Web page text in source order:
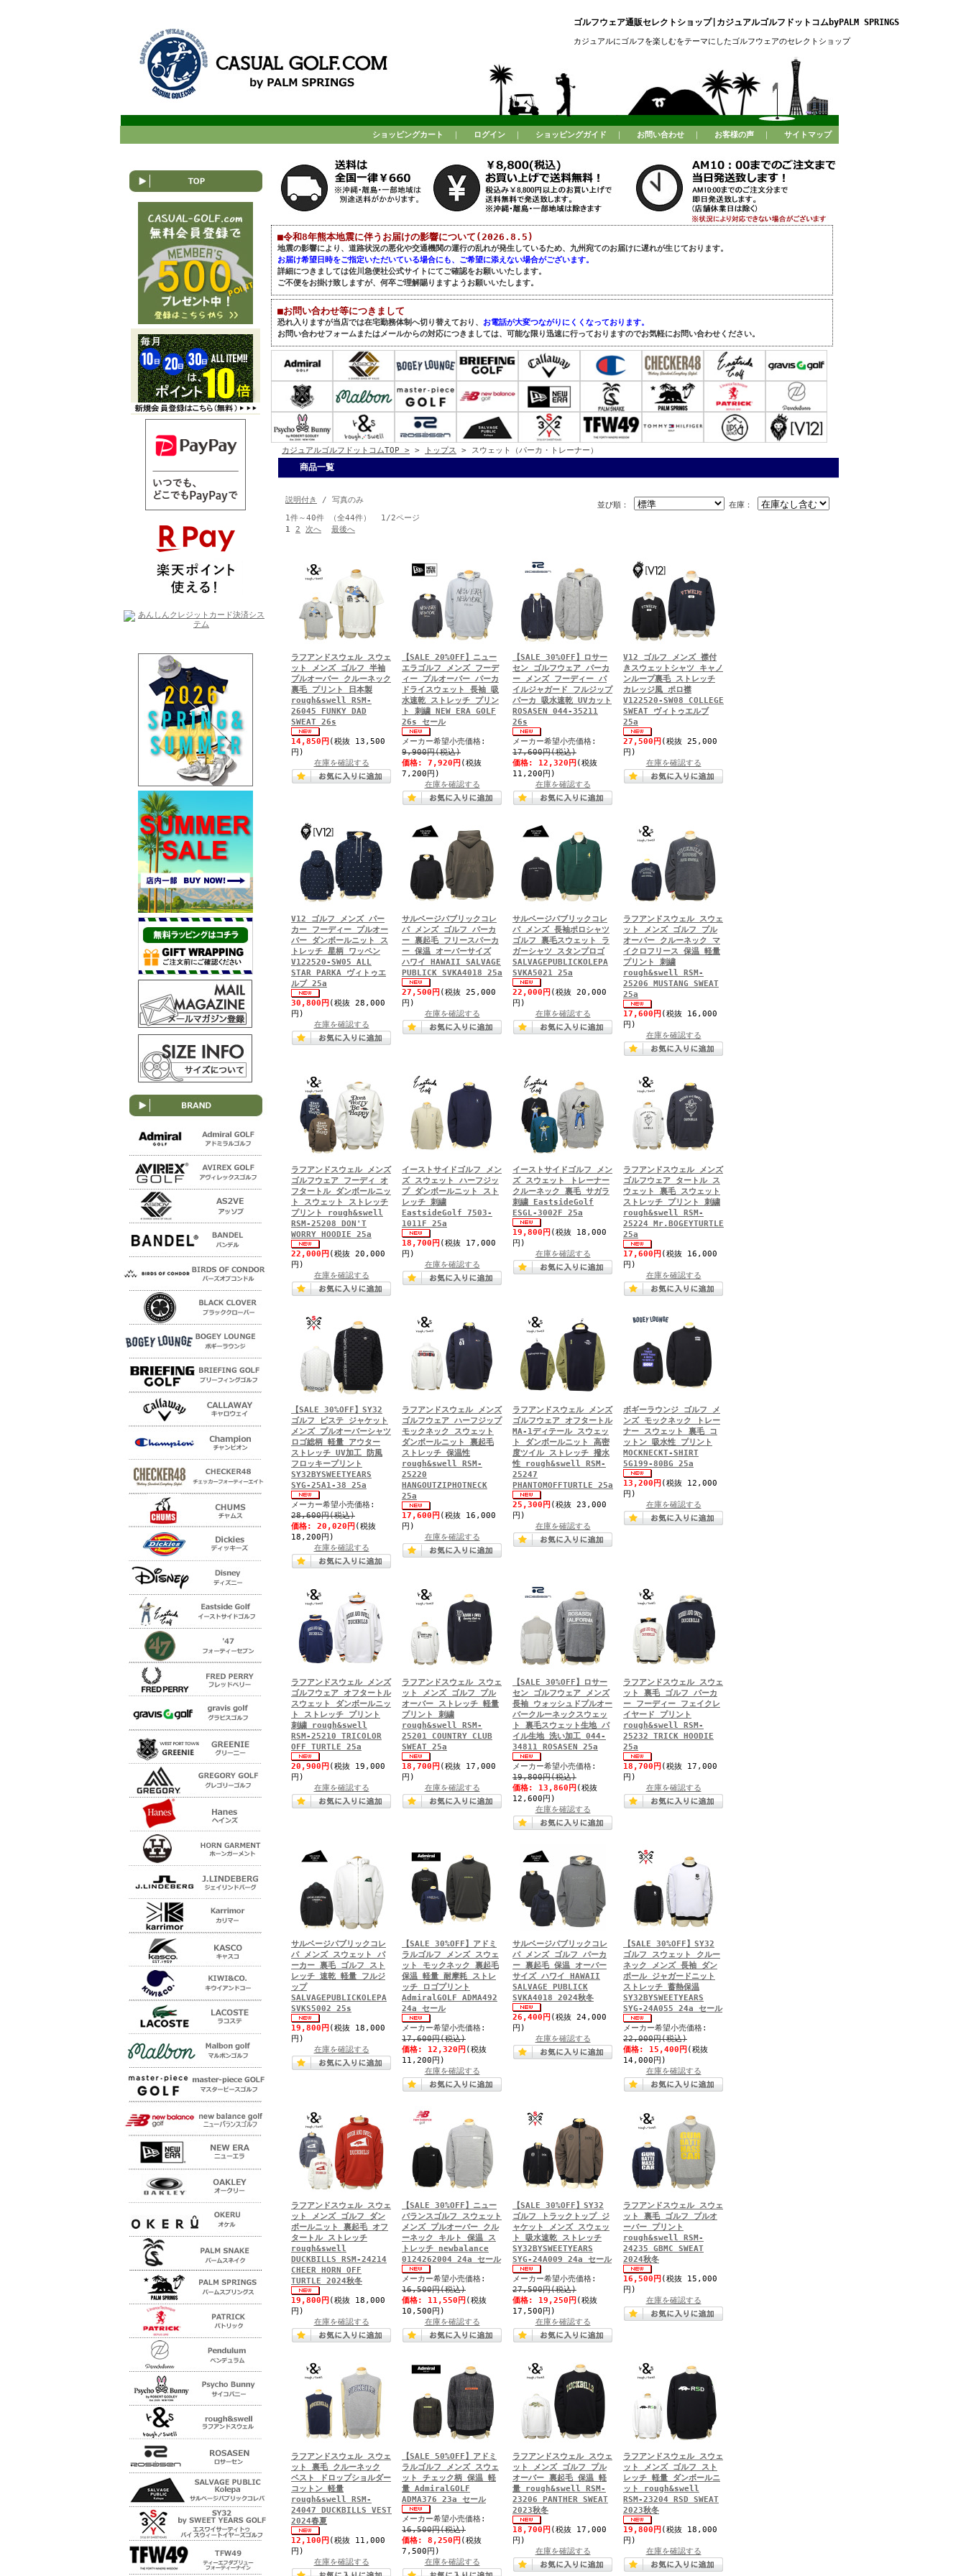
ゴルフウェア通販セレクトショップ|カジュアルゴルフドットコムbyPALM SPRINGS
カジュアルにゴルフを楽しむをテーマにしたゴルフウェアのセレクトショップ
ショッピングカート ｜ ログイン ｜ ショッピングガイド ｜ お問い合わせ ｜ お客様の声 ｜ サイトマップ
■令和8年熊本地震に伴うお届けの影響について(2026.8.5)
地震の影響により、道路状況の悪化や交通機関の運行の乱れが発生しているため、九州宛てのお届けに遅れが生じております。
お届け希望日時をご指定いただいている場合にも、ご希望に添えない場合がございます。
詳細につきましては佐川急便社公式サイトにてご確認をお願いいたします。
ご不便をお掛け致しますが、何卒ご理解賜りますようお願いいたします。
■お問い合わせ等につきまして
恐れ入りますが当店では在宅勤務体制へ切り替えており、 お電話が大変つながりにくくなっております。
お問い合わせフォームまたはメールからの対応につきましては、可能な限り迅速に行っておりますのでお気軽にお問い合わせください。
カジュアルゴルフドットコムTOP > > トップス > スウェット（パーカ・トレーナー）
商品一覧
在庫：
並び順：
説明付き
/ 写真のみ
1件～40件 （全44件） 1/2ページ
1
2 次へ 最後へ
ラフアンドスウェル スウェ
ット メンズ ゴルフ 半袖
プルオーバー クルーネック
裏毛 プリント 日本製
rough&swell RSM-
26045 FUNKY DAD
SWEAT 26s
14,850円 (税抜 13,500
円)
在庫を確認する
【SALE 20%OFF】ニュー
エラゴルフ メンズ フーデ
ィー プルオーバー パーカ
ドライスウェット 長袖 吸
水速乾 ストレッチ プリン
ト 刺繍 NEW ERA GOLF
26s セール
メーカー希望小売価格:
9,900円(税込)
価格: 7,920円 (税抜
7,200円)
在庫を確認する
【SALE 30%OFF】ロサー
セン ゴルフウェア パーカ
ー メンズ フーディー パ
イルジャガード フルジップ
パーカ 吸水速乾 UVカット
ROSASEN 044-35211
26s
メーカー希望小売価格:
17,600円(税込)
価格: 12,320円 (税抜
11,200円)
在庫を確認する
V12 ゴルフ メンズ 襟付
きスウェットシャツ キャノ
ンループ裏毛 ストレッチ
カレッジ風 ポロ襟
V122520-SW08 COLLEGE
SWEAT ヴィトゥエルブ
25a
27,500円 (税抜 25,000
円)
在庫を確認する
V12 ゴルフ メンズ パー
カー フーディー プルオー
バー ダンボールニット ス
トレッチ 星柄 ワッペン
V122520-SW05 ALL
STAR PARKA ヴィトゥエ
ルブ 25a
30,800円 (税抜 28,000
円)
在庫を確認する
サルベージパブリックコレ
パ メンズ ゴルフ パーカ
ー 裏起毛 フリースパーカ
ー 保温 オーバーサイズ
ハワイ HAWAII SALVAGE
PUBLICK SVKA4018 25a
27,500円 (税抜 25,000
円)
在庫を確認する
サルベージパブリックコレ
パ メンズ 長袖ポロシャツ
ゴルフ 裏毛スウェット ラ
ガーシャツ スタンプロゴ
SALVAGEPUBLICKOLEPA
SVKA5021 25a
22,000円 (税抜 20,000
円)
在庫を確認する
ラフアンドスウェル スウェ
ット メンズ ゴルフ プル
オーバー クルーネック マ
イクロフリース 保温 軽量
プリント 刺繍
rough&swell RSM-
25206 MUSTANG SWEAT
25a
17,600円 (税抜 16,000
円)
在庫を確認する
ラフアンドスウェル メンズ
ゴルフウェア フーディ オ
フタートル ダンボールニッ
ト スウェット ストレッチ
プリント rough&swell
RSM-25208 DON'T
WORRY HOODIE 25a
22,000円 (税抜 20,000
円)
在庫を確認する
イーストサイドゴルフ メン
ズ スウェット ハーフジッ
プ ダンボールニット スト
レッチ 刺繍
EastsideGolf 7503-
1011F 25a
18,700円 (税抜 17,000
円)
在庫を確認する
イーストサイドゴルフ メン
ズ スウェット トレーナー
クルーネック 裏毛 サガラ
刺繍 EastsideGolf
ESGL-3002F 25a
19,800円 (税抜 18,000
円)
在庫を確認する
ラフアンドスウェル メンズ
ゴルフウェア タートル ス
ウェット 裏毛 スウェット
ストレッチ プリント 刺繍
rough&swell RSM-
25224 Mr.BOGEYTURTLE
25a
17,600円 (税抜 16,000
円)
在庫を確認する
【SALE 30%OFF】SY32
ゴルフ ピステ ジャケット
メンズ プルオーバーシャツ
ロゴ総柄 軽量 アウター
ストレッチ UV加工 防風
フロッキープリント
SY32BYSWEETYEARS
SYG-25A1-38 25a
メーカー希望小売価格:
28,600円(税込)
価格: 20,020円 (税抜
18,200円)
在庫を確認する
ラフアンドスウェル メンズ
ゴルフウェア ハーフジップ
モックネック スウェット
ダンボールニット 裏起毛
ストレッチ 保温性
rough&swell RSM-
25220
HANGOUTZIPHOTNECK
25a
17,600円 (税抜 16,000
円)
在庫を確認する
ラフアンドスウェル メンズ
ゴルフウェア オフタートル
MA-1ディテール スウェッ
ト ダンボールニット 高密
度ツイル ストレッチ 撥水
性 rough&swell RSM-
25247
PHANTOMOFFTURTLE 25a
25,300円 (税抜 23,000
円)
在庫を確認する
ボギーラウンジ ゴルフ メ
ンズ モックネック トレー
ナー スウェット 裏毛 コ
ットン 吸水性 プリント
MOCKNECKT-SHIRT
5G199-80BG 25a
13,200円 (税抜 12,000
円)
在庫を確認する
ラフアンドスウェル メンズ
ゴルフウェア オフタートル
スウェット ダンボールニッ
ト ストレッチ プリント
刺繍 rough&swell
RSM-25210 TRICOLOR
OFF TURTLE 25a
20,900円 (税抜 19,000
円)
在庫を確認する
ラフアンドスウェル スウェ
ット メンズ ゴルフ プル
オーバー ストレッチ 軽量
プリント 刺繍
rough&swell RSM-
25201 COUNTRY CLUB
SWEAT 25a
18,700円 (税抜 17,000
円)
在庫を確認する
【SALE 30%OFF】ロサー
セン ゴルフウェア メンズ
長袖 ウォッシュドプルオー
バークルーネックスウェッ
ト 裏毛スウェット生地 パ
イル生地 洗い加工 044-
34811 ROSASEN 25a
メーカー希望小売価格:
19,800円(税込)
価格: 13,860円 (税抜
12,600円)
在庫を確認する
ラフアンドスウェル スウェ
ット 裏毛 ゴルフ パーカ
ー フーディー フェイクレ
イヤード プリント
rough&swell RSM-
25232 TRICK HOODIE
25a
18,700円 (税抜 17,000
円)
在庫を確認する
サルベージパブリックコレ
パ メンズ スウェット パ
ーカー 裏毛 ゴルフ スト
レッチ 速乾 軽量 フルジ
ップ
SALVAGEPUBLICKOLEPA
SVKS5002 25s
19,800円 (税抜 18,000
円)
在庫を確認する
【SALE 30%OFF】アドミ
ラルゴルフ メンズ スウェ
ット モックネック 裏起毛
保温 軽量 耐摩耗 ストレ
ッチ ロゴプリント
AdmiralGOLF ADMA492
24a セール
メーカー希望小売価格:
17,600円(税込)
価格: 12,320円 (税抜
11,200円)
在庫を確認する
サルベージパブリックコレ
パ メンズ ゴルフ パーカ
ー 裏起毛 保温 オーバー
サイズ ハワイ HAWAII
SALVAGE PUBLICK
SVKA4018 2024秋冬
26,400円 (税抜 24,000
円)
在庫を確認する
【SALE 30%OFF】SY32
ゴルフ スウェット クルー
ネック メンズ 長袖 ダン
ボール ジャガードニット
ストレッチ 蓄熱保温
SY32BYSWEETYEARS
SYG-24A055 24a セール
メーカー希望小売価格:
22,000円(税込)
価格: 15,400円 (税抜
14,000円)
在庫を確認する
ラフアンドスウェル スウェ
ット メンズ ゴルフ ダン
ボールニット 裏起毛 オフ
タートル ストレッチ
rough&swell
DUCKBILLS RSM-24214
CHEER HORN OFF
TURTLE 2024秋冬
19,800円 (税抜 18,000
円)
在庫を確認する
【SALE 30%OFF】ニュー
バランスゴルフ スウェット
メンズ プルオーバー クル
ーネック キルト 保温 ス
トレッチ newbalance
0124262004 24a セール
メーカー希望小売価格:
16,500円(税込)
価格: 11,550円 (税抜
10,500円)
在庫を確認する
【SALE 30%OFF】SY32
ゴルフ トラックトップ ジ
ャケット メンズ スウェッ
ト 吸水速乾 ストレッチ
SY32BYSWEETYEARS
SYG-24A009 24a セール
メーカー希望小売価格:
27,500円(税込)
価格: 19,250円 (税抜
17,500円)
在庫を確認する
ラフアンドスウェル スウェ
ット 裏毛 ゴルフ プルオ
ーバー プリント
rough&swell RSM-
24235 GBMC SWEAT
2024秋冬
16,500円 (税抜 15,000
円)
在庫を確認する
ラフアンドスウェル スウェ
ット 裏毛 クルーネック
ベスト ドロップショルダー
コットン 軽量
rough&swell RSM-
24047 DUCKBILLS VEST
2024春夏
12,100円 (税抜 11,000
円)
在庫を確認する
【SALE 50%OFF】アドミ
ラルゴルフ メンズ スウェ
ット チェック柄 保温 軽
量 AdmiralGOLF
ADMA376 23a セール
メーカー希望小売価格:
16,500円(税込)
価格: 8,250円 (税抜
7,500円)
在庫を確認する
ラフアンドスウェル スウェ
ット メンズ ゴルフ プル
オーバー 裏起毛 保温 軽
量 rough&swell RSM-
23206 PANTHER SWEAT
2023秋冬
18,700円 (税抜 17,000
円)
在庫を確認する
ラフアンドスウェル スウェ
ット メンズ ゴルフ スト
レッチ 軽量 ダンボールニ
ット rough&swell
RSM-23204 RSD SWEAT
2023秋冬
19,800円 (税抜 18,000
円)
在庫を確認する